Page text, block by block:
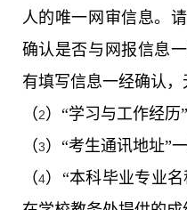
人的唯一网审信息。
确认是否与网报信息
有填写信息一经确认，
（2）“学习与工作经历
（3）“考生通讯地址”
（4）“本科毕业专业